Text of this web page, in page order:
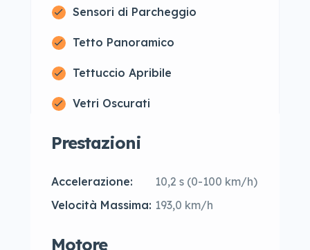
Sensori di Parcheggio
Tetto Panoramico
Tettuccio Apribile
Vetri Oscurati
Prestazioni
Accelerazione:
10,2 s (0-100 km/h)
Velocità Massima: 193,0 km/h
Motore